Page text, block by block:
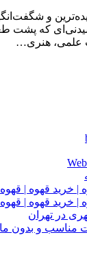
و
که پشت
علمی، هنری…
| خرید قهوه |
| خرید قهوه |
در تهران
مناسب و بدون